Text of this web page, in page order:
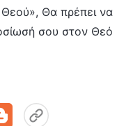
Θα πρέπει να
σου στον Θεό